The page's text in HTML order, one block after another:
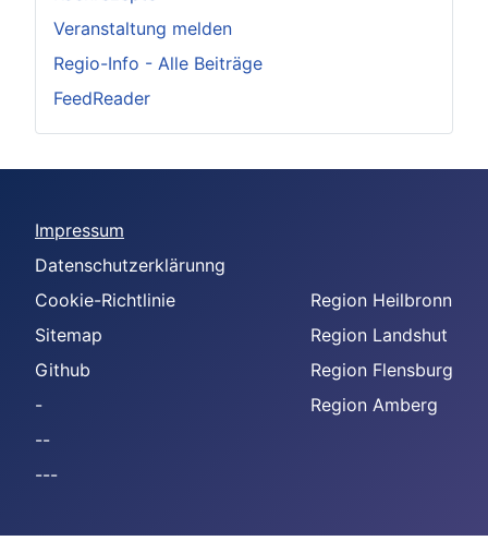
Veranstaltung melden
Regio-Info - Alle Beiträge
FeedReader
Impressum
Datenschutzerklärunng
Cookie-Richtlinie
Sitemap
Github
-
--
---
Region Heilbronn
Region Landshut
Region Flensburg
Region Amberg